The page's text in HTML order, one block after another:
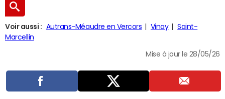
Voir aussi : Autrans-Méaudre en Vercors Vinay
Saint-
Marcellin
Mise à jour le 28/05/26